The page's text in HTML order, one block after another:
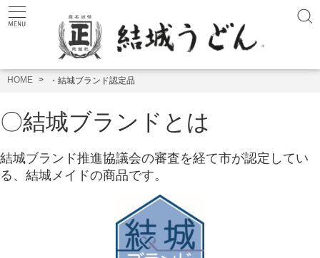
HOME ・結城ブランド認定品
〇結城ブランドとは
結城ブランド推進協議会の審査を経て市が認定してい
る、結城メイドの商品です。